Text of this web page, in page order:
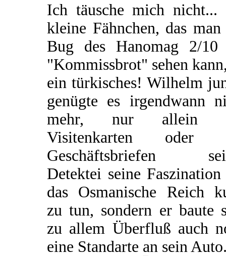
Ich täusche mich nicht...
kleine Fähnchen, das man
Bug des Hanomag 2/10
"Kommissbrot" sehen
ein türkisches! Wilhelm
genügte es irgendwann
mehr, nur allein
Visitenkarten oder
Geschäftsbriefen
Detektei seine
das Osmanische Reich
zu tun, sondern er baute
zu allem Überfluß auch
eine Standarte an sein